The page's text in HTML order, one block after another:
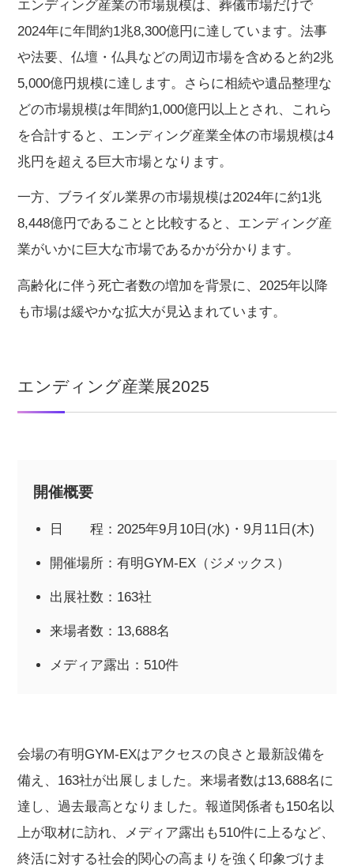
エンディング産業の市場規模は、葬儀市場だけで
2024年に年間約1兆8,300億円に達しています。法事
や法要、仏壇・仏具などの周辺市場を含めると約2兆
5,000億円規模に達します。さらに相続や遺品整理な
どの市場規模は年間約1,000億円以上とされ、これら
を合計すると、エンディング産業全体の市場規模は4
兆円を超える巨大市場となります。
一方、ブライダル業界の市場規模は2024年に約1兆
8,448億円であることと比較すると、エンディング産
業がいかに巨大な市場であるかが分かります。
高齢化に伴う死亡者数の増加を背景に、2025年以降
も市場は緩やかな拡大が見込まれています。
エンディング産業展2025
開催概要
日 程：2025年9月10日(水)・9月11日(木)
開催場所：有明GYM-EX（ジメックス）
出展社数：163社
来場者数：13,688名
メディア露出：510件
会場の有明GYM-EXはアクセスの良さと最新設備を
備え、163社が出展しました。来場者数は13,688名に
達し、過去最高となりました。報道関係者も150名以
上が取材に訪れ、メディア露出も510件に上るなど、
終活に対する社会的関心の高まりを強く印象づけま